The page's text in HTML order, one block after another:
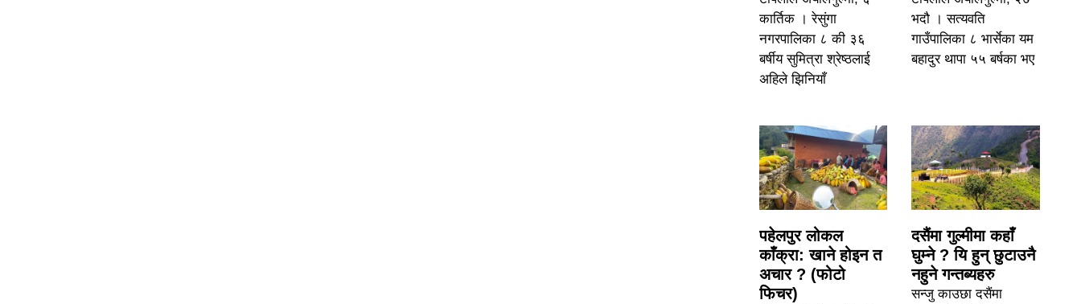
कार्तिक । रेसुंगा
नगरपालिका ८ की ३६
बर्षीय सुमित्रा श्रेष्ठलाई
अहिले झिनियाँ
भदौ । सत्यवति
गाउँपालिका ८ भार्सेका यम
बहादुर थापा ५५ बर्षका भए
पहेलपुर लोकल
काँक्रा: खाने होइन त
अचार ? (फोटो
फिचर)
दसैंमा गुल्मीमा कहाँ
घुम्ने ? यि हुन् छुटाउनै
नहुने गन्तब्यहरु
सन्जु काउछा दसैंमा